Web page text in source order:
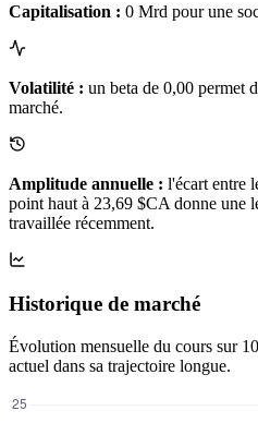
Capitalisation : 0 Mrd pour une
Volatilité : un beta de 0,00 permet
marché.
Amplitude annuelle : l'écart entre
point haut à 23,69 $CA donne une
travaillée récemment.
Historique de marché
Évolution mensuelle du cours sur
actuel dans sa trajectoire longue.